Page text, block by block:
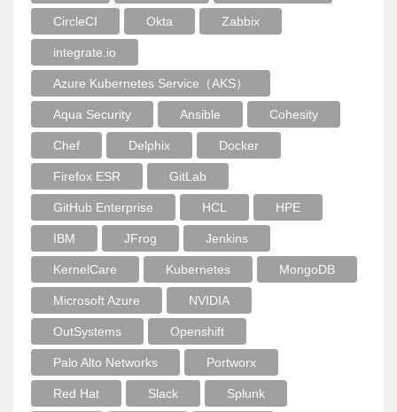
CircleCI Okta Zabbix
integrate.io
Azure Kubernetes Service（AKS）
Aqua Security Ansible Cohesity
Chef Delphix Docker
Firefox ESR GitLab
GitHub Enterprise HCL HPE
IBM JFrog Jenkins
KernelCare Kubernetes MongoDB
Microsoft Azure NVIDIA
OutSystems Openshift
Palo Alto Networks Portworx
Red Hat Slack Splunk